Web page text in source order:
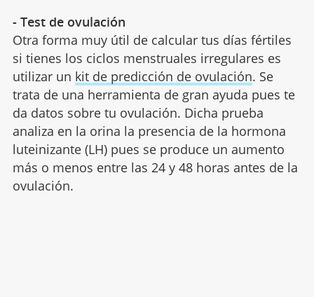
- Test de ovulación
Otra forma muy útil de calcular tus días fértiles
si tienes los ciclos menstruales irregulares es
utilizar un kit de predicción de ovulación. Se
trata de una herramienta de gran ayuda pues te
da datos sobre tu ovulación. Dicha prueba
analiza en la orina la presencia de la hormona
luteinizante (LH) pues se produce un aumento
más o menos entre las 24 y 48 horas antes de la
ovulación.